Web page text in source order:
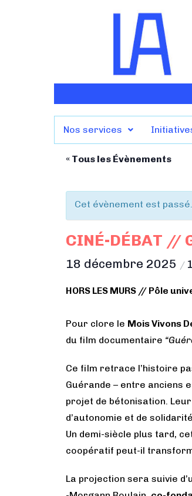
Nos services
« Tous les Évènements
Cet évènement est passé.
CINÉ-DÉBAT //
18 décembre 2025 /
HORS LES MURS // Pôle
Pour clore le Mois Vivons
du film documentaire
Ce film retrace l’histoire
Guérande – entre anciens
projet de bétonisation.
d’autonomie et de
Un demi-siècle plus tard,
coopératif peut-il
La projection sera suivie